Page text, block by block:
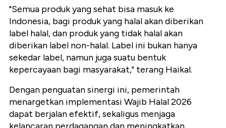
"Semua produk yang sehat bisa masuk ke
Indonesia, bagi produk yang halal akan diberikan
label halal, dan produk yang tidak halal akan
diberikan label non-halal. Label ini bukan hanya
sekedar label, namun juga suatu bentuk
kepercayaan bagi masyarakat," terang Haikal.
Dengan penguatan sinergi ini, pemerintah
menargetkan implementasi Wajib Halal 2026
dapat berjalan efektif, sekaligus menjaga